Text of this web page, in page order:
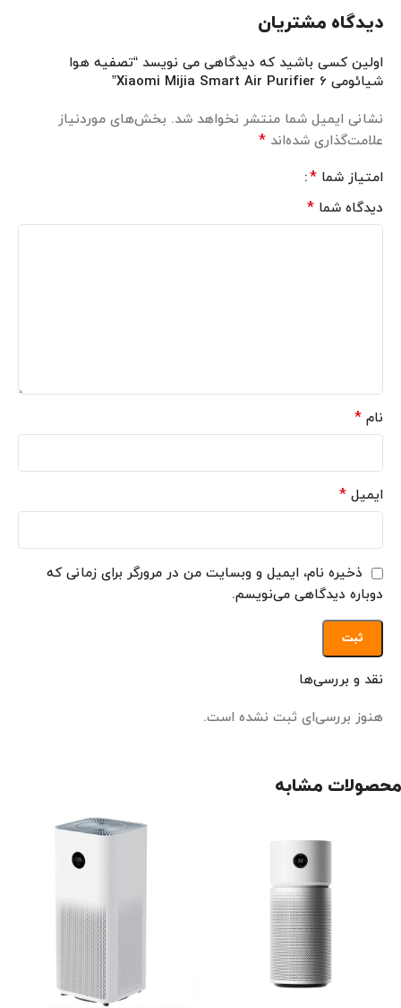
دیدگاه مشتریان
نقد و بررسی‌ها
هنوز بررسی‌ای ثبت نشده است.
اولین کسی باشید که دیدگاهی می نویسد “تصفیه هوا
شیائومی Xiaomi Mijia Smart Air Purifier 6”
نشانی ایمیل شما منتشر نخواهد شد. بخش‌های موردنیاز
علامت‌گذاری شده‌اند *
امتیاز شما *
دیدگاه شما *
نام *
ایمیل *
ذخیره نام، ایمیل و وبسایت من در مرورگر برای زمانی که
دوباره دیدگاهی می‌نویسم.
محصولات مشابه